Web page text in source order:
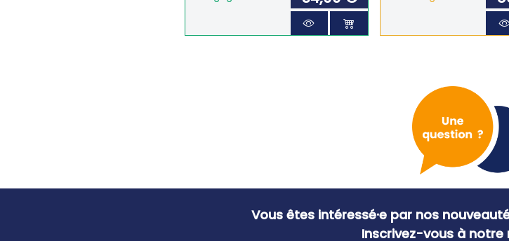
Vous êtes intéressé·e par nos
Inscrivez-vous à notre